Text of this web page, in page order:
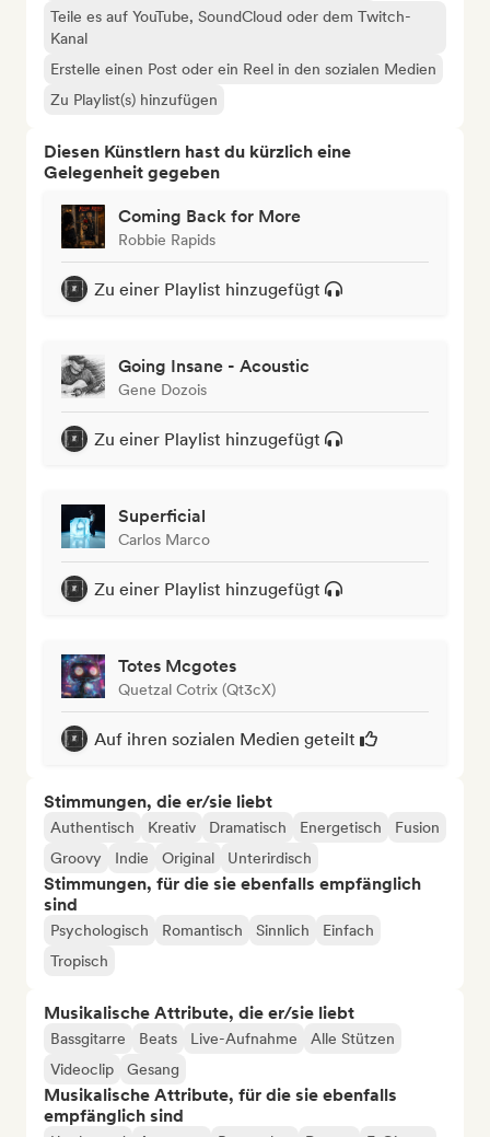
Teile es auf YouTube, SoundCloud oder dem Twitch-
Kanal
Erstelle einen Post oder ein Reel in den sozialen Medien
Zu Playlist(s) hinzufügen
Diesen Künstlern hast du kürzlich eine
Gelegenheit gegeben
Coming Back for More
Robbie Rapids
Zu einer Playlist hinzugefügt
Going Insane - Acoustic
Gene Dozois
Zu einer Playlist hinzugefügt
Superficial
Carlos Marco
Zu einer Playlist hinzugefügt
Totes Mcgotes
Quetzal Cotrix (Qt3cX)
Auf ihren sozialen Medien geteilt
Stimmungen, die er/sie liebt
Authentisch Kreativ Dramatisch Energetisch
Fusion
Groovy
Indie Original Unterirdisch
Stimmungen, für die sie ebenfalls empfänglich
sind
Psychologisch Romantisch Sinnlich
Einfach
Tropisch
Musikalische Attribute, die er/sie liebt
Bassgitarre Beats Live-Aufnahme
Alle Stützen
Videoclip
Gesang
Musikalische Attribute, für die sie ebenfalls
empfänglich sind